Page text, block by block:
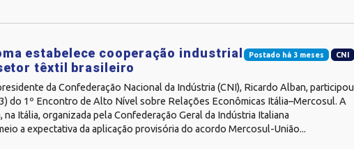
Postado há 3 meses CNI
estabelece cooperação industrial
têxtil brasileiro
da Confederação Nacional da Indústria (CNI), Ricardo Alban, participou
do 1º Encontro de Alto Nível sobre Relações Econômicas Itália–Mercosul. A
na Itália, organizada pela Confederação Geral da Indústria Italiana
a expectativa da aplicação provisória do acordo Mercosul-União...